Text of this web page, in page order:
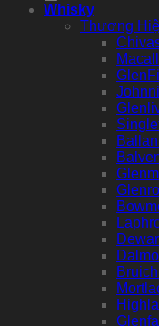
Whisky
Thương